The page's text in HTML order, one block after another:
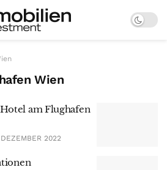
Wien
am Flughafen
2022